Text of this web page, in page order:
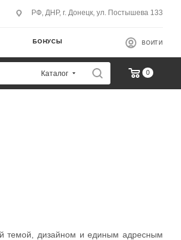
РФ, ДНР, г. Донецк, ул. Постышева 133
БОНУСЫ ВОЙТИ
Каталог 0
темой, дизайном и единым адресным